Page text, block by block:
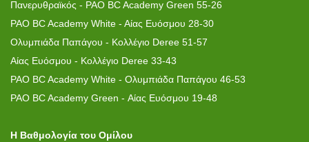
Πανερυθραϊκός - PAO BC Academy Green 55-26
PAO BC Academy White - Aίας Ευόσμου 28-30
Ολυμπιάδα Παπάγου - Κολλέγιο Deree 51-57
Αίας Ευόσμου - Κολλέγιο Deree 33-43
PAO BC Academy White - Ολυμπιάδα Παπάγου 46-53
PAO BC Academy Green - Αίας Ευόσμου 19-48
H Bαθμολογία του Ομίλου